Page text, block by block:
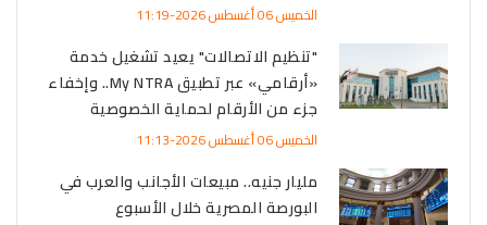
الخميس 06 أغسطس 2026-11:19
"تنظيم الاتصالات" يعيد تشغيل خدمة
«أرقامي» عبر تطبيق My NTRA.. وإخفاء
جزء من الأرقام لحماية الخصوصية
الخميس 06 أغسطس 2026-11:13
مليار جنيه.. مبيعات الأجانب والعرب في
البورصة المصرية خلال الأسبوع